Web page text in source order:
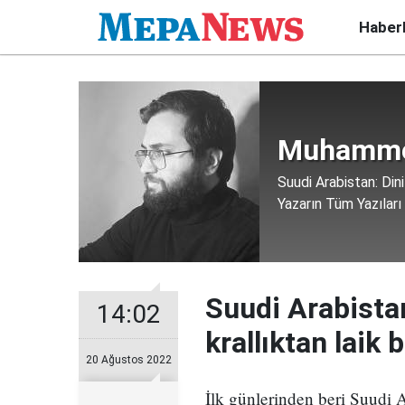
Suudi Arabistan:
Yazarın Tüm Yazıları
14:02
20 Ağustos 2022
Suudi
krallıktan laik
İlk günlerinden beri Suudi